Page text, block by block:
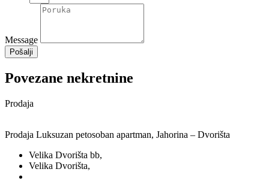
Message
Pošalji
Povezane nekretnine
Prodaja
Prodaja Luksuzan petosoban apartman, Jahorina – Dvorišta
Velika Dvorišta bb,
Velika Dvorišta,